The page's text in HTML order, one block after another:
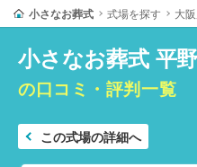
小さなお葬式 式場を探す 大
小さなお葬式 平
の口コミ・評判一覧
この式場の詳細へ